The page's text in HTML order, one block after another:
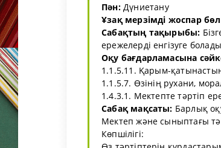
Пән:Дүниетану
Ұзақ мерзімді жоспар
Сабақтың тақырыбы:
ережелерді енгізуге
Оқу бағдарламасына
1.1.5.11. Қарым-қатынастың
1.1.5.7. Өзінің рухани,
1.4.3.1. Мектепте тәртіп
Сабақ мақсаты: Барлық
Мектеп және сыныптағы
Көпшілігі: